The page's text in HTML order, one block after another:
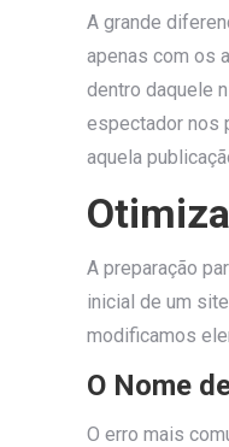
A grande
apenas com os
dentro daquele
espectador nos
aquela
A preparação
inicial de um
modificamos
O Nome
O erro mais